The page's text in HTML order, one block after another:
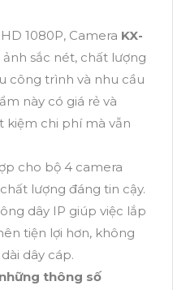
1080P, Camera KX-
sắc nét, chất lượng
công trình và nhu cầu
này có giá rẻ và
kiệm chi phí mà vẫn
cho bộ 4 camera
lượng đáng tin cậy.
dây IP giúp việc lắp
tiện lợi hơn, không
dây cáp.
thông số